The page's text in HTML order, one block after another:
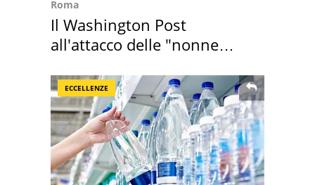
Roma
Il Washington Post
all'attacco delle "nonne
ECCELLENZE